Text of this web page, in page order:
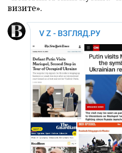
визите».